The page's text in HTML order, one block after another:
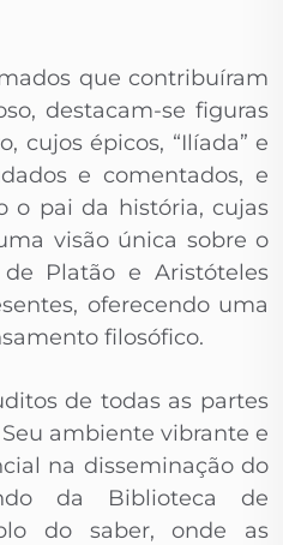
que contribuíram
destacam-se figuras
cujos épicos, “Ilíada” e
e comentados, e
o pai da história, cujas
visão única sobre o
Platão e Aristóteles
oferecendo uma
filosófico.
de todas as partes
ambiente vibrante e
na disseminação do
da Biblioteca de
do saber, onde as